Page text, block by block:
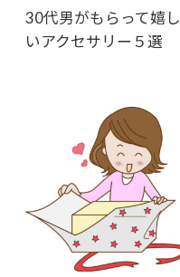
30代男がもらって嬉し
いアクセサリー５選